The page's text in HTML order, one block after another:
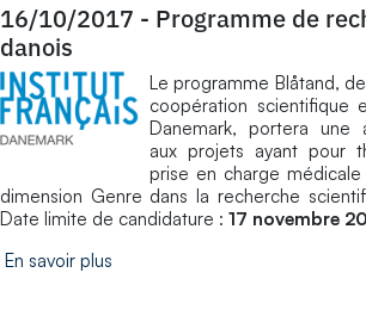
16/10/2017 - Programme de
danois
Le programme Blåtand,
coopération scientifique
Danemark, portera une
aux projets ayant pour
prise en charge
dimension Genre dans la recherche
Date limite de candidature : 17 novembre
En savoir plus